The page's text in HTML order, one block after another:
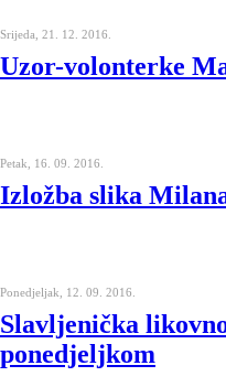
Srijeda, 21. 12. 2016.
Uzor-volonterke
Petak, 16. 09. 2016.
Izložba slika
Ponedjeljak, 12. 09. 2016.
Slavljenička
ponedjeljkom